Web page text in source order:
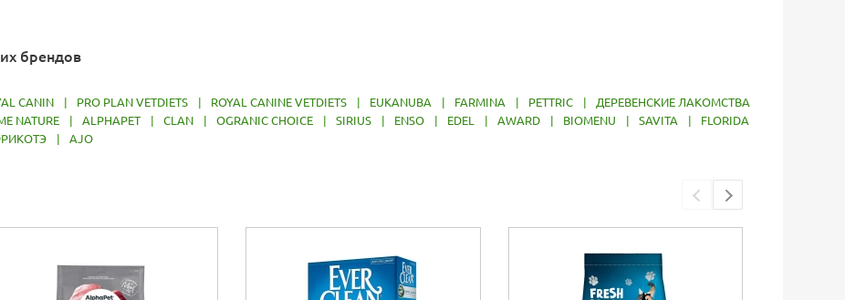
брендов
CANIN PRO PLAN VETDIETS ROYAL CANINE VETDIETS EUKANUBA FARMINA PETTRIC
ДЕРЕВЕНСКИЕ ЛАКОМСТВА
NATURE ALPHAPET CLAN OGRANIC CHOICE SIRIUS ENSO EDEL AWARD BIOMENU SAVITA
FLORIDA
AJO